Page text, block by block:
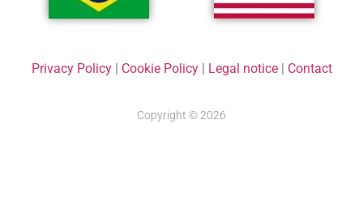
Privacy Policy| Cookie Policy| Legal notice| Contact
Copyright © 2026